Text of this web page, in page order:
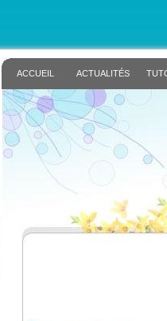
ACCUEIL ACTUALITÉS